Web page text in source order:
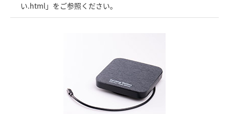
い.html」をご参照ください。